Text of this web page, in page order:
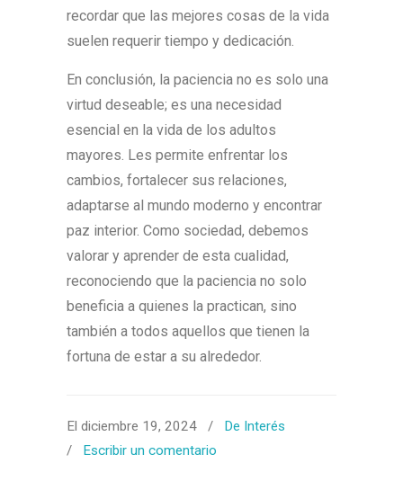
recordar que las mejores cosas de la vida
suelen requerir tiempo y dedicación.
En conclusión, la paciencia no es solo una
virtud deseable; es una necesidad
esencial en la vida de los adultos
mayores. Les permite enfrentar los
cambios, fortalecer sus relaciones,
adaptarse al mundo moderno y encontrar
paz interior. Como sociedad, debemos
valorar y aprender de esta cualidad,
reconociendo que la paciencia no solo
beneficia a quienes la practican, sino
también a todos aquellos que tienen la
fortuna de estar a su alrededor.
El diciembre 19, 2024 /
De Interés
/ Escribir un comentario